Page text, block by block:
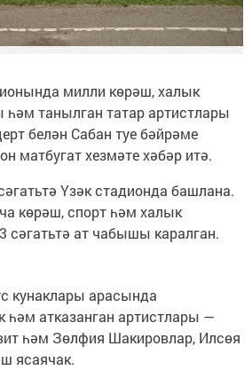
милли көрәш, халык
танылган татар артистлары
белән Сабан туе бәйрәме
матбугат хезмәте хәбәр итә.
Үзәк стадионда башлана.
көрәш, спорт һәм халык
сәгатьтә ат чабышы каралган.
кунаклары арасында
һәм атказанган артистлары —
һәм Зөлфия Шакировлар, Илсөя
ясаячак.